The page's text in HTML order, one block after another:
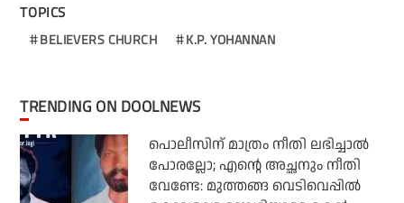
TOPICS
BELIEVERS CHURCH K.P. YOHANNAN
TRENDING ON DOOLNEWS
പൊലീസിന് മാത്രം നീതി ലഭിച്ചാല്‍
പോരല്ലോ; എന്റെ അച്ഛനും നീതി
വേണ്ടേ: മുത്തങ്ങ വെടിവെപ്പില്‍